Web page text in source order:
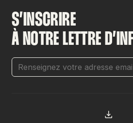
S’INSCRIRE
À NOTRE LETTRE